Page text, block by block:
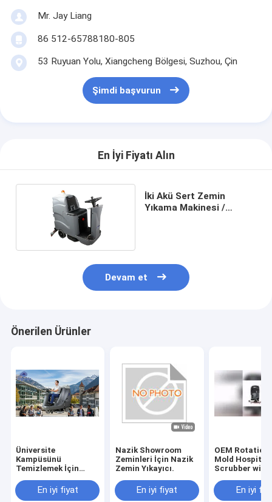
Mr. Jay Liang
86 512-65788180-805
53 Ruyuan Yolu, Xiangcheng Bölgesi, Suzhou, Çin
Şimdi başvurun
En İyi Fiyatı Alın
İki Akü Sert Zemin
Yıkama Makinesi /
Devam et
Önerilen Ürünler
Üniversite
Kampüsünü
Temizlemek İçin
En iyi fiyat
Nazik Showroom
Zeminleri İçin Nazik
Zemin Yıkayıcı.
En iyi fiyat
OEM
Mold Hospital
Scrubber with
Certification
En iyi